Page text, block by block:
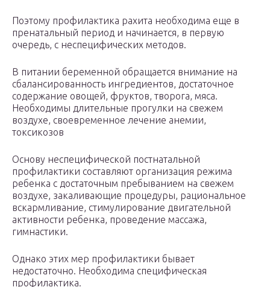
Поэтому профилактика рахита необходима еще в
пренатальный период и начинается, в первую
очередь, с неспецифических методов.
В питании беременной обращается внимание на
сбалансированность ингредиентов, достаточное
содержание овощей, фруктов, творога, мяса.
Необходимы длительные прогулки на свежем
воздухе, своевременное лечение анемии,
токсикозов
Основу неспецифической постнатальной
профилактики составляют организация режима
ребенка с достаточным пребыванием на свежем
воздухе, закаливающие процедуры, рациональное
вскармливание, стимулирование двигательной
активности ребенка, проведение массажа,
гимнастики.
Однако этих мер профилактики бывает
недостаточно. Необходима специфическая
профилактика.